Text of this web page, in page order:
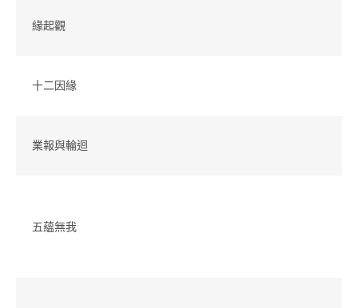
緣起觀
十二因緣
業報與輪迴
五蘊無我